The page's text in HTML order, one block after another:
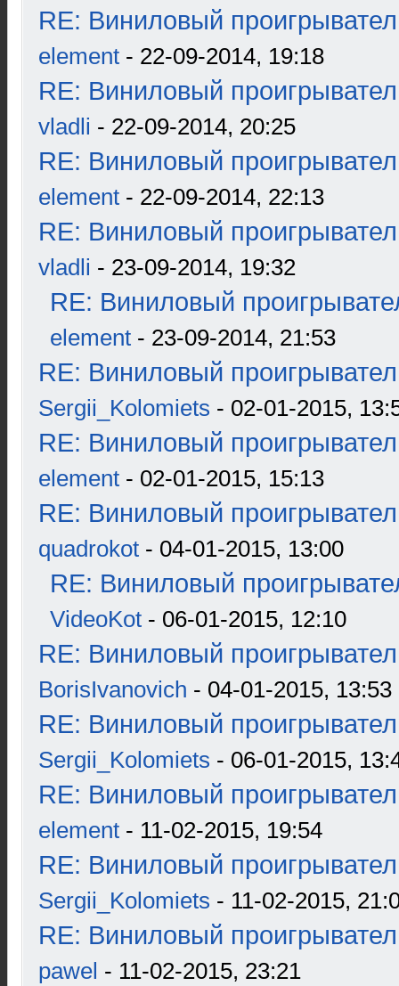
RE: Виниловый
element - 22-09-2014, 19:18
RE: Виниловый
vladli - 22-09-2014, 20:25
RE: Виниловый
element - 22-09-2014, 22:13
RE: Виниловый
vladli - 23-09-2014, 19:32
RE: Виниловый
element - 23-09-2014, 21:53
RE: Виниловый
Sergii_Kolomiets - 02-01-2015,
RE: Виниловый
element - 02-01-2015, 15:13
RE: Виниловый
quadrokot - 04-01-2015, 13:00
RE: Виниловый
VideoKot - 06-01-2015, 12:10
RE: Виниловый
BorisIvanovich - 04-01-2015, 13:53
RE: Виниловый
Sergii_Kolomiets - 06-01-2015,
RE: Виниловый
element - 11-02-2015, 19:54
RE: Виниловый
Sergii_Kolomiets - 11-02-2015,
RE: Виниловый
pawel - 11-02-2015, 23:21